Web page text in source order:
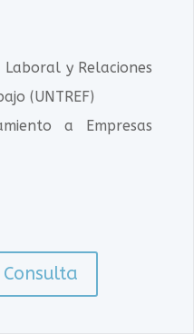
y Relaciones
(UNTREF)
a Empresas